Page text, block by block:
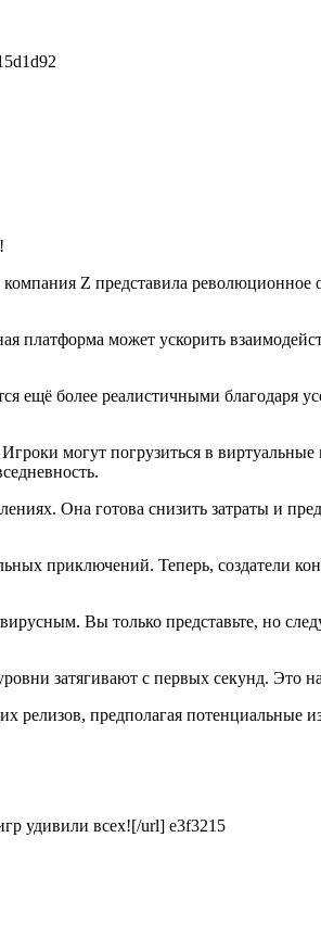
Z представила революционное
платформа может ускорить
ещё более реалистичными благодаря
могут погрузиться в
Она готова снизить затраты и
приключений. Теперь, создатели
Вы только представьте, но
затягивают с первых секунд. Это
релизов, предполагая потенциальные
удивили всех![/url] e3f3215